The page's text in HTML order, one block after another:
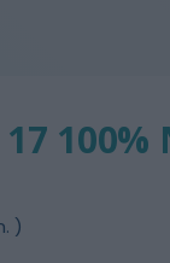
17
)